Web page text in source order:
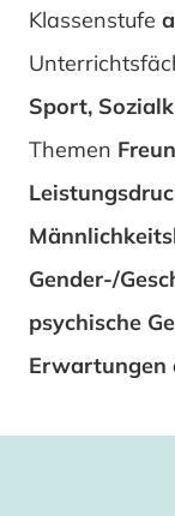
Klassenstufe
Sport,
Themen
Gender-/
psychische
Erwartungen